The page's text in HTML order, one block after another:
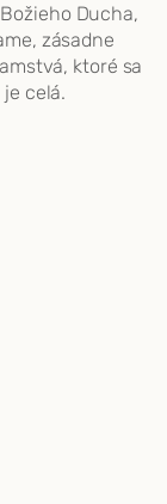
Ducha,
zásadne
ktoré sa
celá.